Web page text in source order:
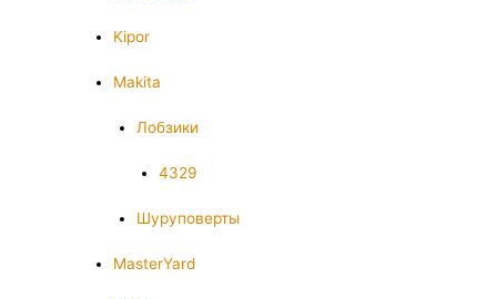
Kipor
Makita
Лобзики
4329
Шуруповерты
MasterYard